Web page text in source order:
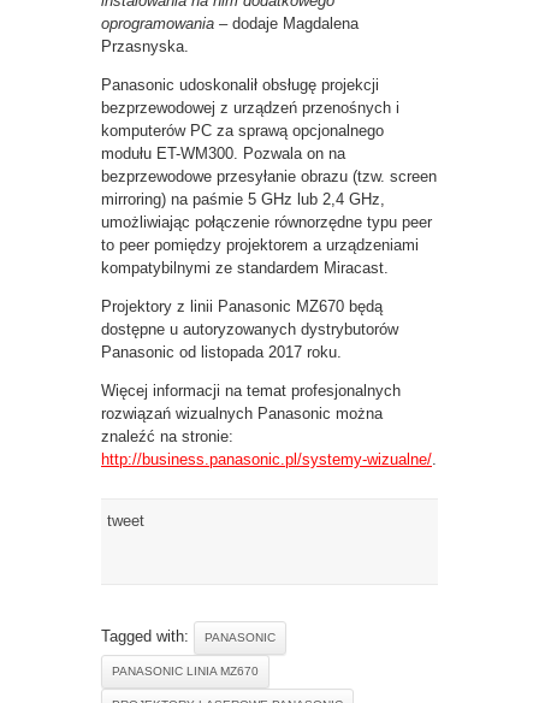
oprogramowania –dodaje Magdalena
Przasnyska.
Panasonic udoskonalił obsługę projekcji
bezprzewodowej z urządzeń przenośnych i
komputerów PC za sprawą opcjonalnego
modułu ET-WM300. Pozwala on na
bezprzewodowe przesyłanie obrazu (tzw. screen
mirroring) na paśmie 5 GHz lub 2,4 GHz,
umożliwiając połączenie równorzędne typu peer
to peer pomiędzy projektorem a urządzeniami
kompatybilnymi ze standardem Miracast.
Projektory z linii Panasonic MZ670 będą
dostępne u autoryzowanych dystrybutorów
Panasonic od listopada 2017 roku.
Więcej informacji na temat profesjonalnych
rozwiązań wizualnych Panasonic można
znaleźć na stronie:
http://business.panasonic.pl/systemy-wizualne/
tweet
Tagged with: PANASONIC
PANASONIC LINIA MZ670